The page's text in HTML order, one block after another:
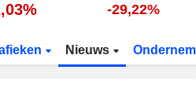
-29,22%
Nieuws